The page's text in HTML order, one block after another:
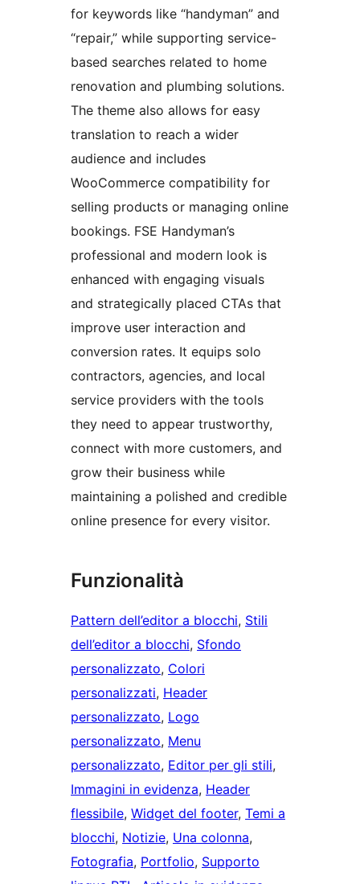
for keywords like “handyman” and
“repair,” while supporting service-
based searches related to home
renovation and plumbing solutions.
The theme also allows for easy
translation to reach a wider
audience and includes
WooCommerce compatibility for
selling products or managing online
bookings. FSE Handyman’s
professional and modern look is
enhanced with engaging visuals
and strategically placed CTAs that
improve user interaction and
conversion rates. It equips solo
contractors, agencies, and local
service providers with the tools
they need to appear trustworthy,
connect with more customers, and
grow their business while
maintaining a polished and credible
online presence for every visitor.
Funzionalità
Pattern dell’editor a blocchi, Stili
dell’editor a blocchi, Sfondo
personalizzato, Colori
personalizzati, Header
personalizzato, Logo
personalizzato, Menu
personalizzato, Editor per gli stili
Immagini in evidenza, Header
flessibile, Widget del footer, Temi a
blocchi, Notizie, Una colonna
Fotografia, Portfolio, Supporto